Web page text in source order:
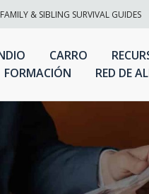
FAMILY & SIBLING SURVIVAL GUIDES
CARRO
FORMACIÓN
RED DE